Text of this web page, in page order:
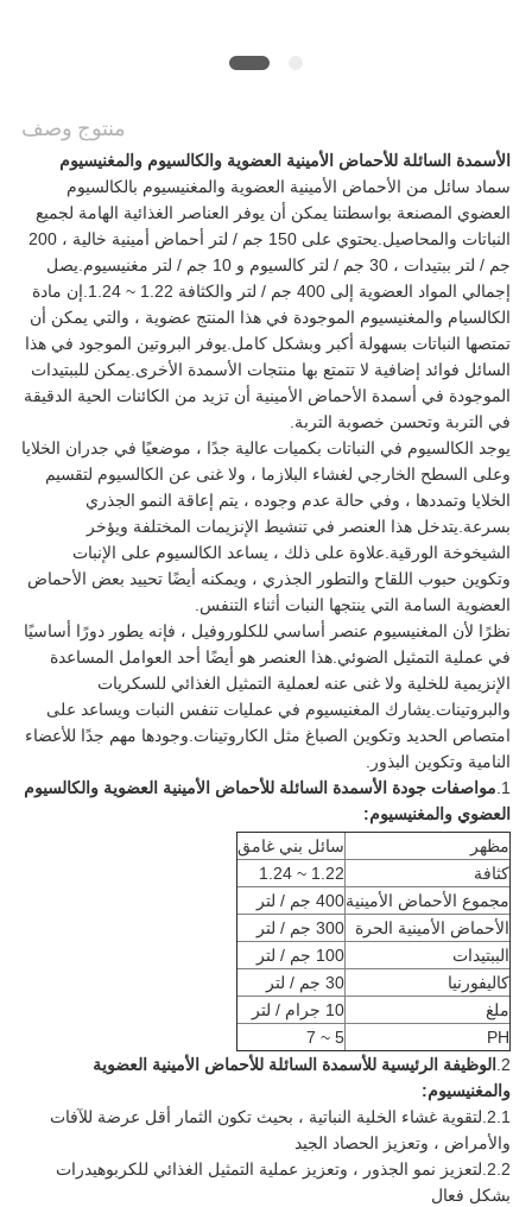
منتوج وصف
الأسمدة السائلة للأحماض الأمينية العضوية والكالسيوم والمغنيسيوم
سماد سائل من الأحماض الأمينية العضوية والمغنيسيوم بالكالسيوم
العضوي المصنعة بواسطتنا يمكن أن يوفر العناصر الغذائية الهامة لجميع
النباتات والمحاصيل.يحتوي على 150 جم / لتر أحماض أمينية خالية ، 200
جم / لتر ببتيدات ، 30 جم / لتر كالسيوم و 10 جم / لتر مغنيسيوم.يصل
إجمالي المواد العضوية إلى 400 جم / لتر والكثافة 1.22 ~ 1.24.إن مادة
الكالسيام والمغنيسيوم الموجودة في هذا المنتج عضوية ، والتي يمكن أن
تمتصها النباتات بسهولة أكبر وبشكل كامل.يوفر البروتين الموجود في هذا
السائل فوائد إضافية لا تتمتع بها منتجات الأسمدة الأخرى.يمكن للببتيدات
الموجودة في أسمدة الأحماض الأمينية أن تزيد من الكائنات الحية الدقيقة
في التربة وتحسن خصوبة التربة.
يوجد الكالسيوم في النباتات بكميات عالية جدًا ، موضعيًا في جدران الخلايا
وعلى السطح الخارجي لغشاء البلازما ، ولا غنى عن الكالسيوم لتقسيم
الخلايا وتمددها ، وفي حالة عدم وجوده ، يتم إعاقة النمو الجذري
بسرعة.يتدخل هذا العنصر في تنشيط الإنزيمات المختلفة ويؤخر
الشيخوخة الورقية.علاوة على ذلك ، يساعد الكالسيوم على الإنبات
وتكوين حبوب اللقاح والتطور الجذري ، ويمكنه أيضًا تحييد بعض الأحماض
العضوية السامة التي ينتجها النبات أثناء التنفس.
نظرًا لأن المغنيسيوم عنصر أساسي للكلوروفيل ، فإنه يطور دورًا أساسيًا
في عملية التمثيل الضوئي.هذا العنصر هو أيضًا أحد العوامل المساعدة
الإنزيمية للخلية ولا غنى عنه لعملية التمثيل الغذائي للسكريات
والبروتينات.يشارك المغنيسيوم في عمليات تنفس النبات ويساعد على
امتصاص الحديد وتكوين الصباغ مثل الكاروتينات.وجودها مهم جدًا للأعضاء
النامية وتكوين البذور.
1. مواصفات جودة الأسمدة السائلة للأحماض الأمينية العضوية والكالسيوم
العضوي والمغنيسيوم:
مظهر
سائل بني غامق
كثافة
1.22 ~ 1.24
مجموع الأحماض الأمينية400 جم / لتر
الأحماض الأمينية الحرة
300 جم / لتر
الببتيدات
100 جم / لتر
كاليفورنيا
30 جم / لتر
ملغ
10 جرام / لتر
PH
5 ~ 7
2. الوظيفة الرئيسية للأسمدة السائلة للأحماض الأمينية العضوية
والمغنيسيوم:
2.1.لتقوية غشاء الخلية النباتية ، بحيث تكون الثمار أقل عرضة للآفات
والأمراض ، وتعزيز الحصاد الجيد
2.2.لتعزيز نمو الجذور ، وتعزيز عملية التمثيل الغذائي للكربوهيدرات
بشكل فعال